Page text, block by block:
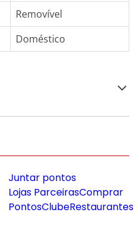
Removível
Doméstico
Juntar pontos
Lojas ParceirasComprar
PontosClubeRestaurantes